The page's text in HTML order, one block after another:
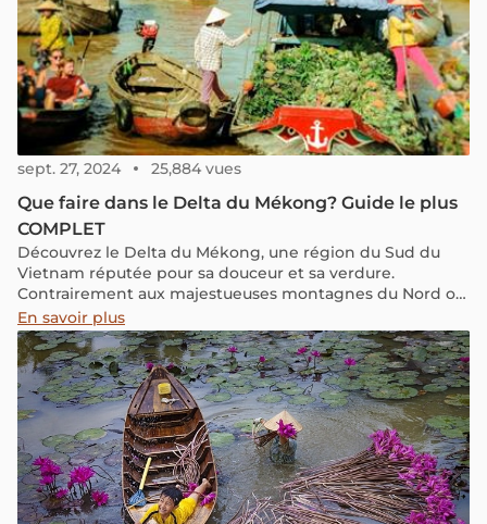
sept. 27, 2024 25,884 vues
Que faire dans le Delta du Mékong? Guide le plus
COMPLET
Découvrez le Delta du Mékong, une région du Sud du
Vietnam réputée pour sa douceur et sa verdure.
Contrairement aux majestueuses montagnes du Nord ou
aux magnifiques plages de la région Centre, le Delta du
Mékong vous offre des paysages de rizières, de vergers
fruitiers, de rivières sinueuses et de canaux étroits.
Rejoignez-nous pour explorer cette terre unique grâce à
des informations utiles et complètes pour votre voyage.
En savoir plus